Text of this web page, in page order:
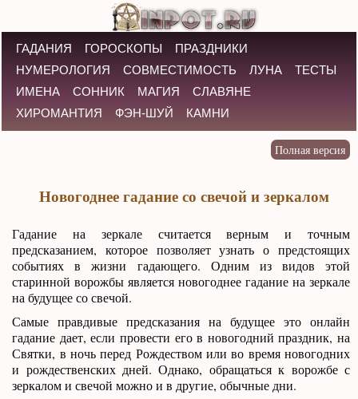
ГАДАНИЯ ГОРОСКОПЫ
ПРАЗДНИКИ
НУМЕРОЛОГИЯ
СОВМЕСТИМОСТЬ ЛУНА
ТЕСТЫ
ИМЕНА
СОННИК МАГИЯ
СЛАВЯНЕ
ХИРОМАНТИЯ
ФЭН-ШУЙ КАМНИ
Новогоднее гадание со свечой и зеркалом
Гадание на зеркале считается верным и точным
предсказанием, которое позволяет узнать о предстоящих
событиях в жизни гадающего. Одним из видов этой
старинной ворожбы является новогоднее гадание на зеркале
на будущее со свечой.
Самые правдивые предсказания на будущее это онлайн
гадание дает, если провести его в новогодний праздник, на
Святки, в ночь перед Рождеством или во время новогодних
и рождественских дней. Однако, обращаться к ворожбе с
зеркалом и свечой можно и в другие, обычные дни.